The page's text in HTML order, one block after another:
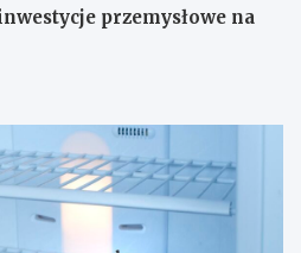
przemysłowe na